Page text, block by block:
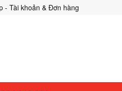
- Tài khoản & Đơn hàng